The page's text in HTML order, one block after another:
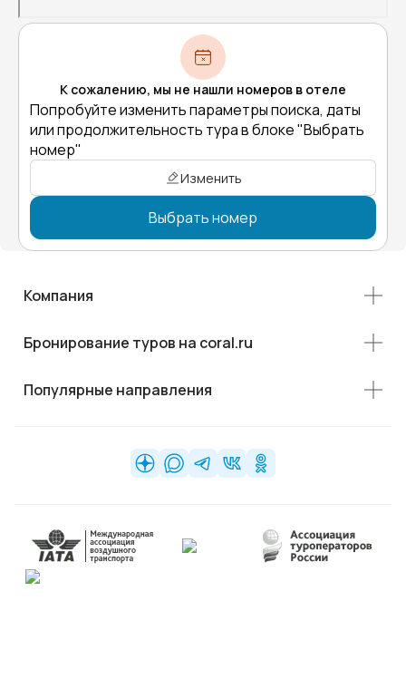
К сожалению, мы не нашли номеров в отеле
Попробуйте изменить параметры поиска, даты
или продолжительность тура в блоке "Выбрать
номер"
Изменить
Выбрать номер
Компания
Бронирование туров на coral.ru
Популярные направления